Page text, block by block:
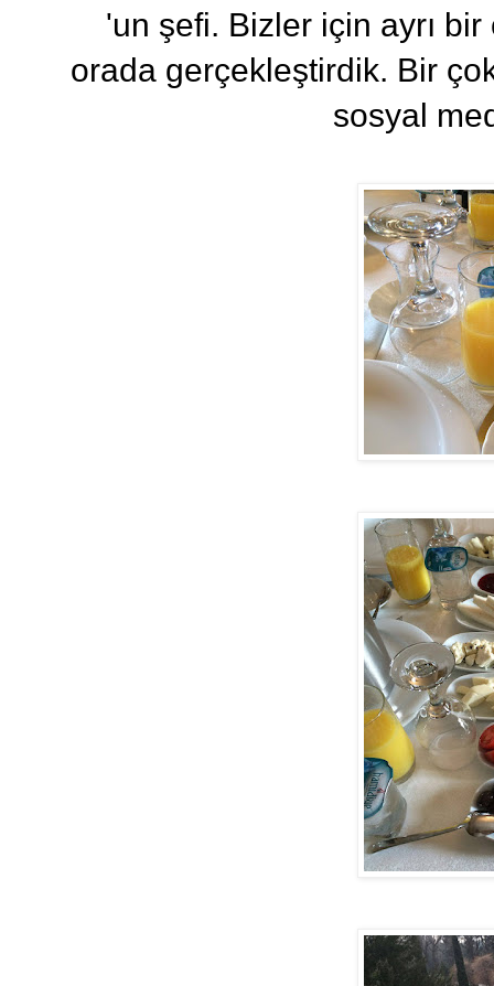
'un şefi. Bizler için ayrı bir
orada gerçekleştirdik. Bir
sosyal